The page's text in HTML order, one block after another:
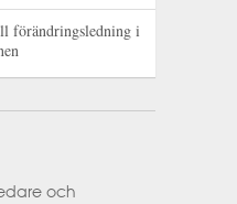
förändringsledning i
och